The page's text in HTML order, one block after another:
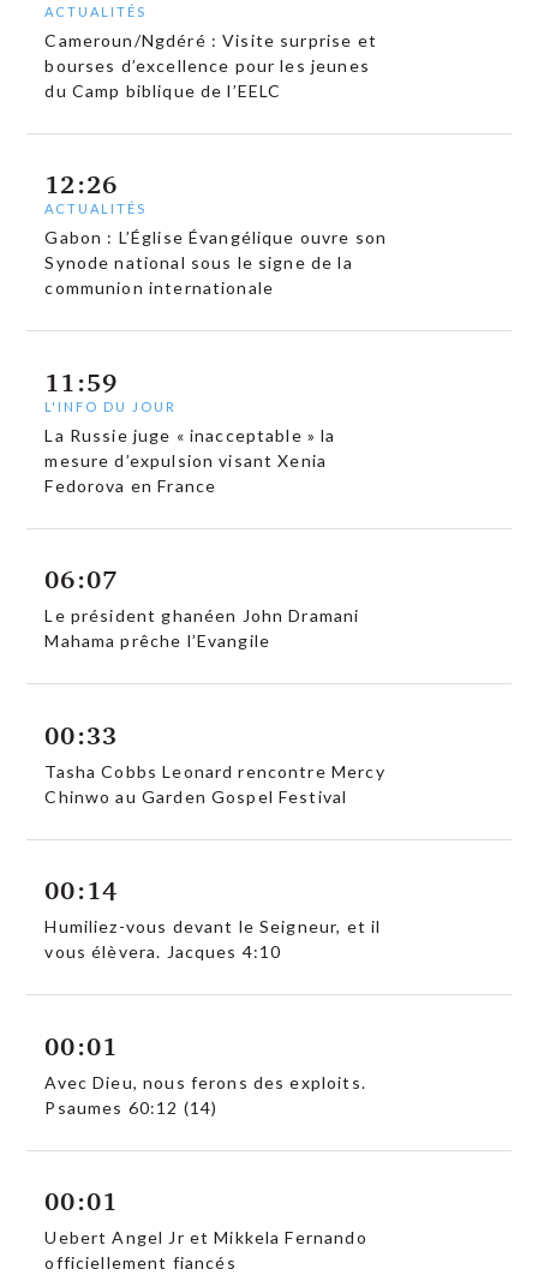
ACTUALITÉS
Cameroun/Ngdéré : Visite surprise et
bourses d’excellence pour les jeunes
du Camp biblique de l’EELC
12:26
ACTUALITÉS
Gabon : L’Église Évangélique ouvre son
Synode national sous le signe de la
communion internationale
11:59
L'INFO DU JOUR
La Russie juge « inacceptable » la
mesure d’expulsion visant Xenia
Fedorova en France
06:07
Le président ghanéen John Dramani
Mahama prêche l’Evangile
00:33
Tasha Cobbs Leonard rencontre Mercy
Chinwo au Garden Gospel Festival
00:14
Humiliez-vous devant le Seigneur, et il
vous élèvera. Jacques 4:10
00:01
Avec Dieu, nous ferons des exploits.
Psaumes 60:12 (14)
00:01
Uebert Angel Jr et Mikkela Fernando
officiellement fiancés